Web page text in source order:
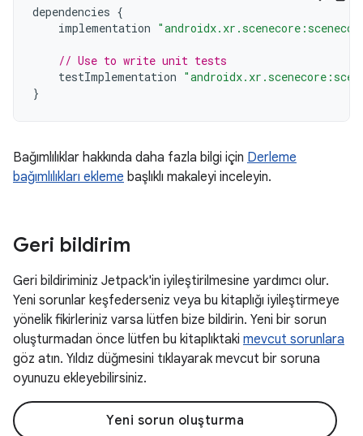
dependencies {
implementation
// Use to write unit tests
testImplementation
}
Bağımlılıklar hakkında daha fazla bilgi için Derleme
bağımlılıkları ekleme başlıklı makaleyi inceleyin.
Geri bildirim
Geri bildiriminiz Jetpack'in iyileştirilmesine yardımcı olur.
Yeni sorunlar keşfederseniz veya bu kitaplığı iyileştirmeye
yönelik fikirleriniz varsa lütfen bize bildirin. Yeni bir sorun
oluşturmadan önce lütfen bu kitaplıktaki mevcut sorunlara
göz atın. Yıldız düğmesini tıklayarak mevcut bir soruna
oyunuzu ekleyebilirsiniz.
Yeni sorun oluşturma